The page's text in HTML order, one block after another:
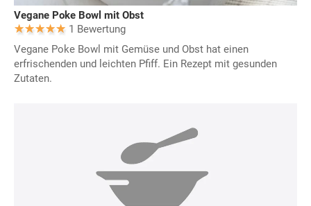
Vegane Poke Bowl mit Obst
1 Bewertung
Vegane Poke Bowl mit Gemüse und Obst hat einen
erfrischenden und leichten Pfiff. Ein Rezept mit gesunden
Zutaten.